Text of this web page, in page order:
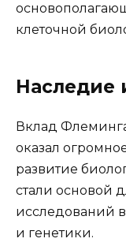
клеточной
Наследие
Вклад
оказал
развитие
стали основой
исследований
и генетики.